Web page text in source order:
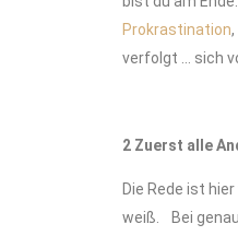
Prokrastination
verfolgt … sich
2 Zuerst alle
Die Rede ist
weiß. Bei